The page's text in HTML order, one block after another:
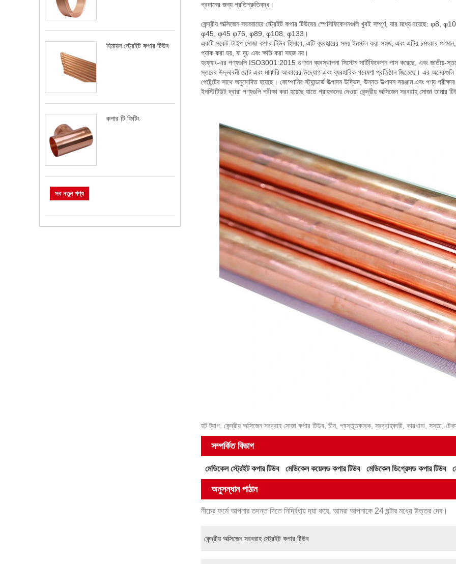
হিমায়ন স্ট্রেইট কপার টিউব
কপার টি ফিটিং
সব নতুন পণ্য
প্রদানের জন্য প্রতিশ্রুতিবদ্ধ।
কেন্দ্রীয় অক্সিজেন সরবরাহের স্ট্রেইট কপার টিউবের স্পেসিফিকেশনগুলি খুবই সম্পূর্ণ, যার মধ্যে
φ45, φ45 φ76, φ89, φ108, φ133।
একটি সকেট-টাইপ সোজা কপার টিউব হিসাবে, এটি ব্যবহারের সময় ইনস্টল করা সহজ, এবং এটির চমৎকার
প্যাক করা হয়, যা দৃঢ় এবং ক্ষতি করা সহজ নয়।
হংফ্যাং-এর পণ্যগুলি ISO3001:2015 গুণমান ব্যবস্থাপনা সিস্টেম সার্টিফিকেশন পাস করেছে, এবং জাতীয়-
স্তরের উদ্ভাবনী ছোট এবং মাঝারি আকারের উদ্যোগ এবং ব্যবহারিক গবেষণা প্রতিষ্ঠান জিতেছে। এর অনেকগুলি
পেটেন্টের সাথে অনুমোদিত হয়েছে। কোম্পানির স্ট্যান্ডার্ড উত্পাদন উদ্ভিদ, উন্নত উত্পাদন সরঞ্জাম এবং পণ্য
ইনস্টিটিউট দ্বারা পণ্যগুলি পরীক্ষা করা হয়েছে যাতে গ্রাহকদের দেওয়া কেন্দ্রীয় অক্সিজেন সরবরাহ সোজা তামার
হট ট্যাগ: কেন্দ্রীয় অক্সিজেন সরবরাহ সোজা কপার টিউব, চীন, প্রস্তুতকারক, সরবরাহকারী, কারখানা, সস্তা,
সম্পর্কিত বিভাগ
মেডিকেল স্ট্রেইট কপার টিউব মেডিকেল কয়েলড কপার টিউব মেডিকেল ডিগ্রেসড কপার টিউব
অনুসন্ধান পাঠান
নীচের ফর্মে আপনার তদন্ত দিতে নির্দ্বিধায় দয়া করে. আমরা আপনাকে 24 ঘন্টার মধ্যে উত্তর দেব।